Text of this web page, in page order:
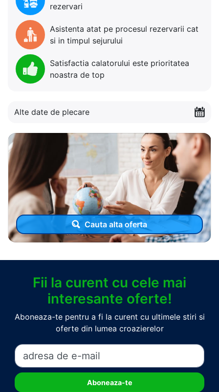
rezervari
Asistenta atat pe procesul rezervarii cat
si in timpul sejurului
Satisfactia calatorului este prioritatea
noastra de top
Alte date de plecare
Cauta alta oferta
Fii la curent cu cele mai
interesante oferte!
Aboneaza-te pentru a fi la curent cu ultimele stiri si
oferte din lumea croazierelor